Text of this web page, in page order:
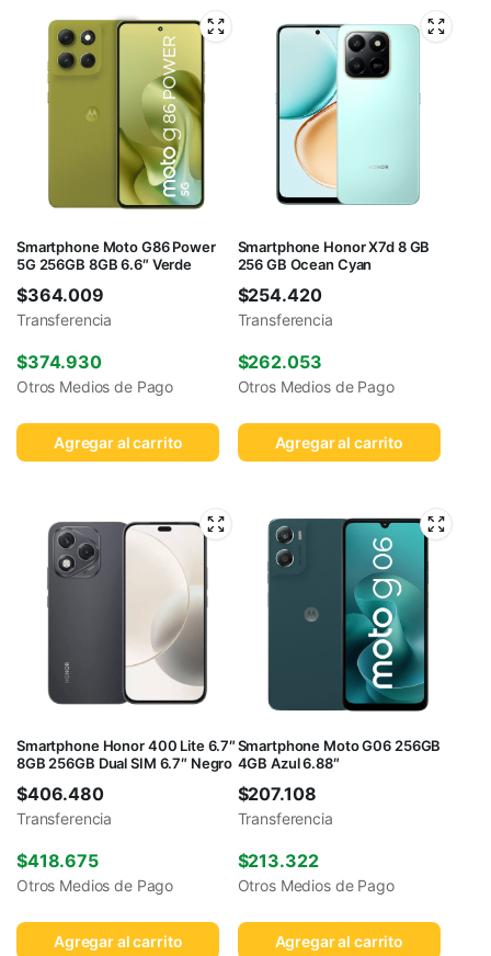
Smartphone Moto G86 Power
5G 256GB 8GB 6.6″ Verde
$364.009
Transferencia
$374.930
Otros Medios de Pago
Agregar al carrito
Smartphone Honor X7d 8 GB
256 GB Ocean Cyan
$254.420
Transferencia
$262.053
Otros Medios de Pago
Agregar al carrito
Smartphone Honor 400 Lite 6.7″
8GB 256GB Dual SIM 6.7″ Negro
$406.480
Transferencia
$418.675
Otros Medios de Pago
Agregar al carrito
Smartphone Moto G06 256GB
4GB Azul 6.88″
$207.108
Transferencia
$213.322
Otros Medios de Pago
Agregar al carrito